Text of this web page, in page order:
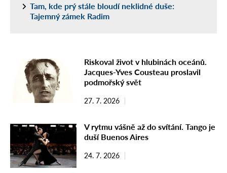
Tam, kde prý stále bloudí neklidné duše:
Tajemný zámek Radim
Riskoval život v hlubinách oceánů.
Jacques-Yves Cousteau proslavil
podmořský svět
27. 7. 2026
V rytmu vášně až do svítání. Tango je
duší Buenos Aires
24. 7. 2026